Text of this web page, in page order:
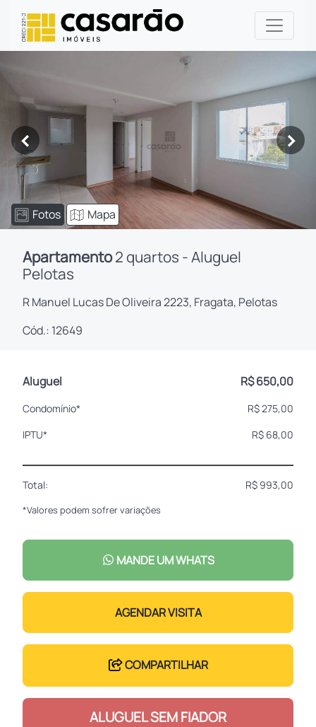
< >
Fotos Mapa
Apartamento2 quartos - Aluguel
Pelotas
R Manuel Lucas De Oliveira 2223, Fragata, Pelotas
Cód.: 12649
Aluguel R$ 650,00
Condomínio*
R$ 275,00
IPTU*
R$ 68,00
Total: R$ 993,00
*Valores podem sofrer variações
MANDE UM WHATS
AGENDAR VISITA
COMPARTILHAR
ALUGUEL SEM FIADOR